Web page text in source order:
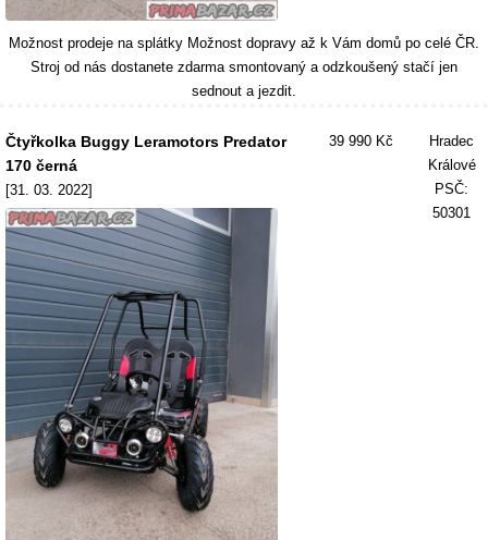
Možnost prodeje na splátky Možnost dopravy až k Vám domů po celé ČR.
Stroj od nás dostanete zdarma smontovaný a odzkoušený stačí jen
sednout a jezdit.
Čtyřkolka Buggy Leramotors Predator
170 černá
[31. 03. 2022]
39 990 Kč
Hradec
Králové
PSČ:
50301